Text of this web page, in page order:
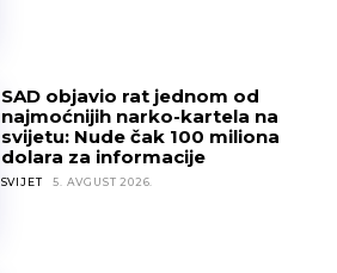
SAD objavio rat jednom od
najmoćnijih narko-kartela na
svijetu: Nude čak 100 miliona
dolara za informacije
SVIJET 5. AVGUST 2026.